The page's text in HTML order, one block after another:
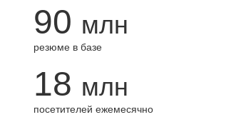
90 млн
резюме в базе
18 млн
посетителей ежемесячно